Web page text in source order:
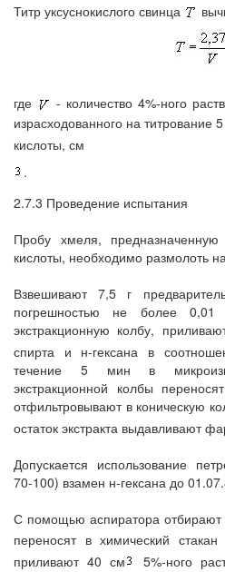
Титр уксуснокислого свинца
где
- количество 4%-ного
израсходованного на титрование
кислоты, см
.
2.7.3 Проведение испытания
Пробу хмеля,
кислоты, необходимо размолоть
Взвешивают 7,5 г
погрешностью не более
экстракционную колбу,
спирта и н-гексана в
течение 5 мин в
экстракционной колбы
отфильтровывают в коническую
остаток экстракта выдавливают
Допускается использование
70-100) взамен н-гексана до
С помощью аспиратора отбирают
переносят в химический
приливают 40 см
5%-ного